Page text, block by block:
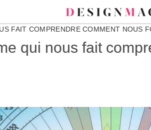
FAIT COMPRENDRE COMMENT NOUS
qui nous fait